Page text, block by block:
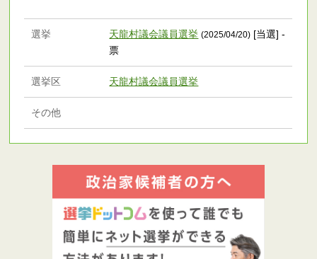
選挙 天龍村議会議員選挙 (2025/04/20) [当選] -
票
選挙区 天龍村議会議員選挙
その他